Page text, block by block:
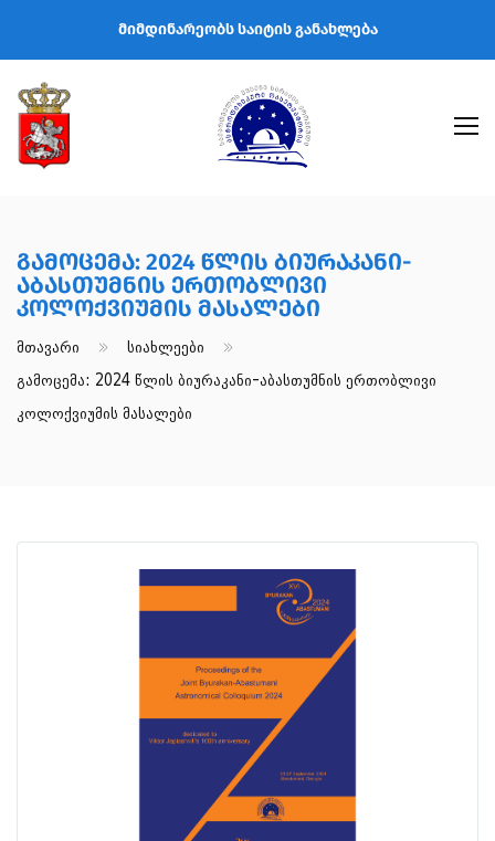
მიმდინარეობს საიტის განახლება
Გამოცემა: 2024 Წლის Ბიურაკანი-
Აბასთუმნის Ერთობლივი
Კოლოქვიუმის Მასალები
Მთავარი
Სიახლეები
Გამოცემა: 2024 Წლის Ბიურაკანი-Აბასთუმნის Ერთობლივი
Კოლოქვიუმის Მასალები